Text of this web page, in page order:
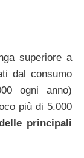
superiore a
dal consumo
ogni anno)
più di 5.000
principali